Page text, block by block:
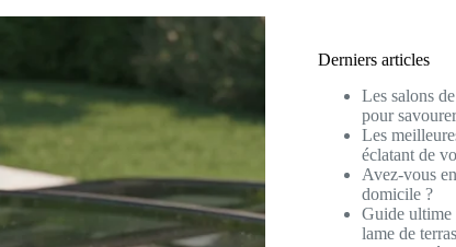
Derniers articles
Les salons
pour
Les
éclatant de
Avez-vous
domicile ?
Guide ultime
lame de